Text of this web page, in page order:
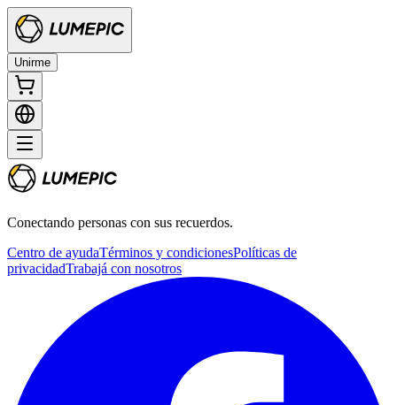
Unirme
Conectando personas con sus recuerdos.
Centro de ayudaTérminos y condicionesPolíticas de
privacidadTrabajá con nosotros